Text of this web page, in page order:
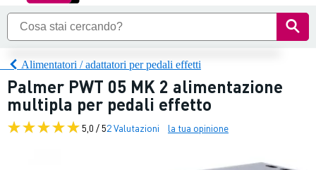
Alimentatori / adattatori per pedali effetti
Palmer PWT 05 MK 2 alimentazione
multipla per pedali effetto
5,0 / 52 Valutazioni la tua opinione